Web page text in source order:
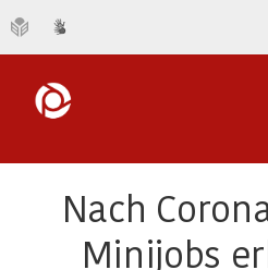
Nach
Minijobs